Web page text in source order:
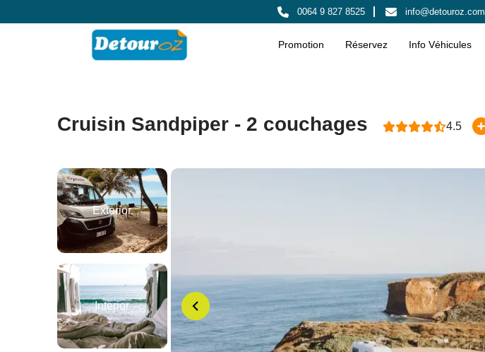
0064 9 827 8525 info@detouroz.com
Promotion Réservez Info Véhicules
Cruisin Sandpiper - 2 couchages 4.5
Exterior
Interior